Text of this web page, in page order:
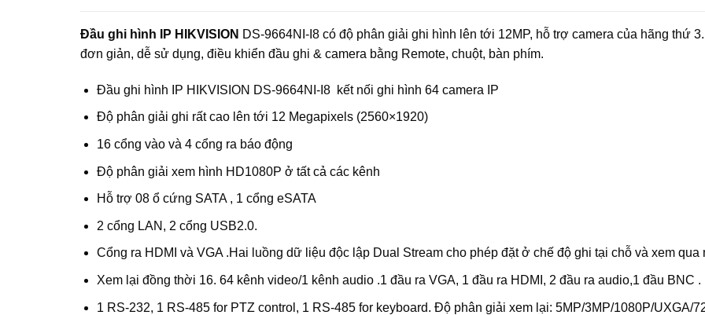
Đầu ghi hình IP HIKVISION DS-9664NI-I8 có độ phân giải ghi hình lên tới 12MP, hỗ trợ camera của hãng thứ
đơn giản, dễ sử dụng, điều khiển đầu ghi & camera bằng Remote, chuột, bàn phím.
Đầu ghi hình IP HIKVISION DS-9664NI-I8 kết nối ghi hình 64 camera IP
Độ phân giải ghi rất cao lên tới 12 Megapixels (2560×1920)
16 cổng vào và 4 cổng ra báo động
Độ phân giải xem hình HD1080P ở tất cả các kênh
Hỗ trợ 08 ổ cứng SATA , 1 cổng eSATA
2 cổng LAN, 2 cổng USB2.0.
Cổng ra HDMI và VGA .Hai luồng dữ liệu độc lập Dual Stream cho phép đặt ở chế độ ghi tại chỗ và xem qua
Xem lại đồng thời 16. 64 kênh video/1 kênh audio .1 đầu ra VGA, 1 đầu ra HDMI, 2 đầu ra audio,1 đầu BNC .
1 RS-232, 1 RS-485 for PTZ control, 1 RS-485 for keyboard. Độ phân giải xem lại: 5MP/3MP/1080P/UXGA/